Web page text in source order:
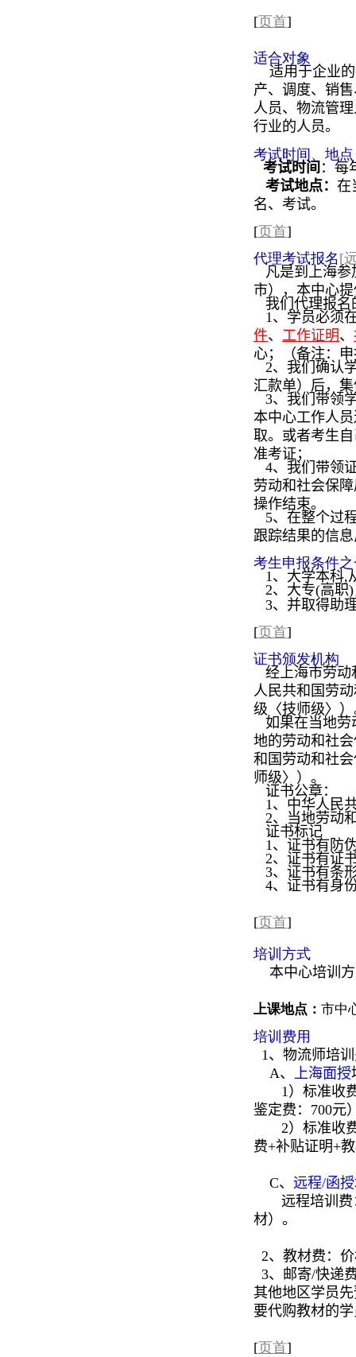
[页首]
适合对象
适用于企业
产、调度、销
人员、物流管
行业的人员。
考试时间、地点
考试时间 ：每
考试地点： 在
名、考试。
[页首]
代理考试报名 [
凡是到上海
市），本中心
我们代理报名
1、学员必须
件、 工作证明、
心；（备注：
2、我们确认
汇款单）后，
3、我们带领
本中心工作人
取。或者考生
准考证；
4、我们带领
劳动和社会保
操作结束。
5、在整个过
跟踪结果的信
考生申报条件
1、大学本科,
2、大专(高职)
3、并取得助
[页首]
证书颁发机构
经上海市劳动
人民共和国劳
级〈技师级〉
如果在当地劳
地的劳动和社
和国劳动和社
师级〉）。
证书公章：
1、 中华人民
2、 当地劳动
证书标记
1、证书有防
2、证书有证
3、证书有条
4、证书有身
[页首]
培训方式
本中心培训
上课地点： 市中
培训费用
1、物流师培
A、 上海面授
1）标准收费
鉴定费：700元
2）标准收费
费+补贴证明+
C、 远程/函授
远程培训费：
材）。
2、教材费：
3、邮寄/快递
其他地区学员
要代购教材的
[页首]